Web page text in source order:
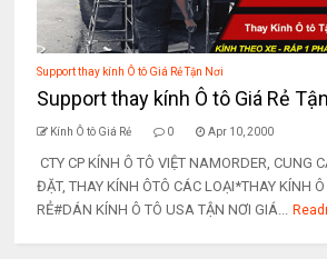
Support thay kính Ô tô Giá Rẻ Tận Nơi
Support thay kính Ô tô Giá Rẻ
Kính Ô tô Giá Rẻ 0 Apr 10, 2000
CTY CP KÍNH Ô TÔ VIỆT NAMORDER, CUNG
ĐẶT, THAY KÍNH ÔTÔ CÁC LOẠI*THAY KÍNH
RẺ#DÁN KÍNH Ô TÔ USA TẬN NƠI GIÁ...